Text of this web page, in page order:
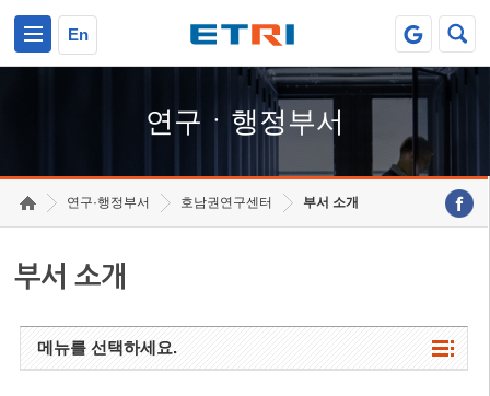
En
연구ㆍ행정부서
연구·행정부서 호남권연구센터 부서 소개
부서 소개
메뉴를 선택하세요.